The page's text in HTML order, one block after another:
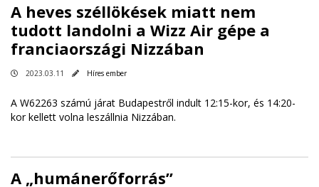
A heves széllökések miatt nem
tudott landolni a Wizz Air gépe a
franciaországi Nizzában
2023.03.11 Híres ember
A W62263 számú járat Budapestről indult 12:15-kor, és 14:20-
kor kellett volna leszállnia Nizzában.
A „humánerőforrás”